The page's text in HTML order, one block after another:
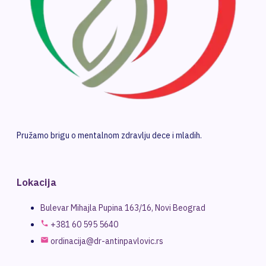
Pružamo brigu o mentalnom zdravlju dece i mladih.
Lokacija
Bulevar Mihajla Pupina 163/16, Novi Beograd
+381 60 595 5640
ordinacija@dr-antinpavlovic.rs